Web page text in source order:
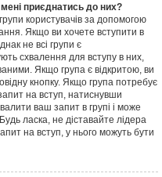
приєднатись до них?
користувачів за допомогою
Якщо ви хочете вступити в
не всі групи є
схвалення для вступу в них,
Якщо група є відкритою, ви
кнопку. Якщо група потребує
на вступ, натиснувши
ваш запит в групі і може
ласка, не діставайте лідера
на вступ, у нього можуть бути